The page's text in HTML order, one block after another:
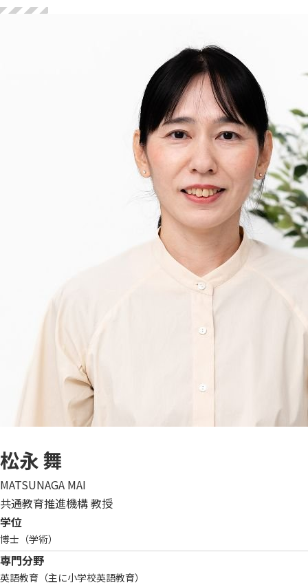
松永 舞
MATSUNAGA MAI
共通教育推進機構 教授
学位
博士（学術）
専門分野
英語教育（主に小学校英語教育）